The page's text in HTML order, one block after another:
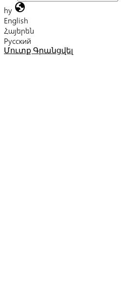
hy globe
English
Հայերեն
Русский
Մուտք Գրանցվել